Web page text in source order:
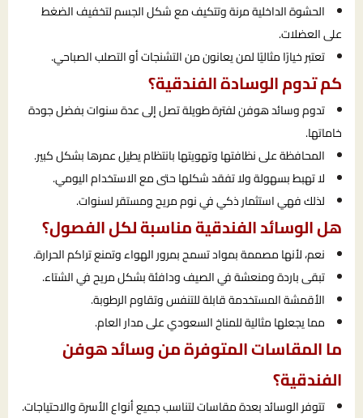
الحشوة الداخلية مرنة وتتكيف مع شكل الجسم لتخفيف الضغط
على العضلات.
تعتبر خيارًا مثاليًا لمن يعانون من التشنجات أو التصلب الصباحي.
كم تدوم الوسادة الفندقية؟
تدوم وسائد هوفن لفترة طويلة تصل إلى عدة سنوات بفضل جودة
خاماتها.
المحافظة على نظافتها وتهويتها بانتظام يطيل عمرها بشكل كبير.
لا تهبط بسهولة ولا تفقد شكلها حتى مع الاستخدام اليومي.
لذلك فهي استثمار ذكي في نوم مريح ومستقر لسنوات.
هل الوسائد الفندقية مناسبة لكل الفصول؟
نعم، لأنها مصممة بمواد تسمح بمرور الهواء وتمنع تراكم الحرارة.
تبقى باردة ومنعشة في الصيف ودافئة بشكل مريح في الشتاء.
الأقمشة المستخدمة قابلة للتنفس وتقاوم الرطوبة.
مما يجعلها مثالية للمناخ السعودي على مدار العام.
ما المقاسات المتوفرة من وسائد هوفن
الفندقية؟
تتوفر الوسائد بعدة مقاسات لتناسب جميع أنواع الأسرة والاحتياجات.